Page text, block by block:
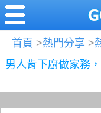
首頁 >熱門分享 >
男人肯下廚做家務